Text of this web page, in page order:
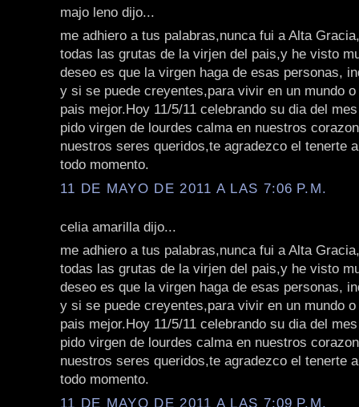
majo leno dijo...
me adhiero a tus palabras,nunca fui a Alta
todas las grutas de la virjen del pais,y he visto
deseo es que la virgen haga de esas personas,
y si se puede creyentes,para vivir en un mundo
pais mejor.Hoy 11/5/11 celebrando su dia del
pido virgen de lourdes calma en nuestros
nuestros seres queridos,te agradezco el tenerte
todo momento.
11 DE MAYO DE 2011 A LAS 7:06 P.M.
celia amarilla dijo...
me adhiero a tus palabras,nunca fui a Alta
todas las grutas de la virjen del pais,y he visto
deseo es que la virgen haga de esas personas,
y si se puede creyentes,para vivir en un mundo
pais mejor.Hoy 11/5/11 celebrando su dia del
pido virgen de lourdes calma en nuestros
nuestros seres queridos,te agradezco el tenerte
todo momento.
11 DE MAYO DE 2011 A LAS 7:09 P.M.